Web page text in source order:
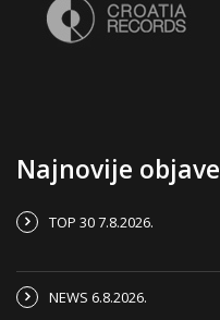
Najnovije objave
TOP 30 7.8.2026.
NEWS 6.8.2026.